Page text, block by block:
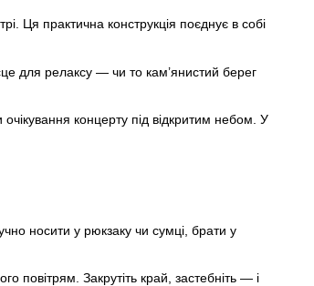
Ця практична конструкція поєднує в собі
для релаксу — чи то кам’янистий берег
очікування концерту під відкритим небом. У
носити у рюкзаку чи сумці, брати у
повітрям. Закрутіть край, застебніть — і